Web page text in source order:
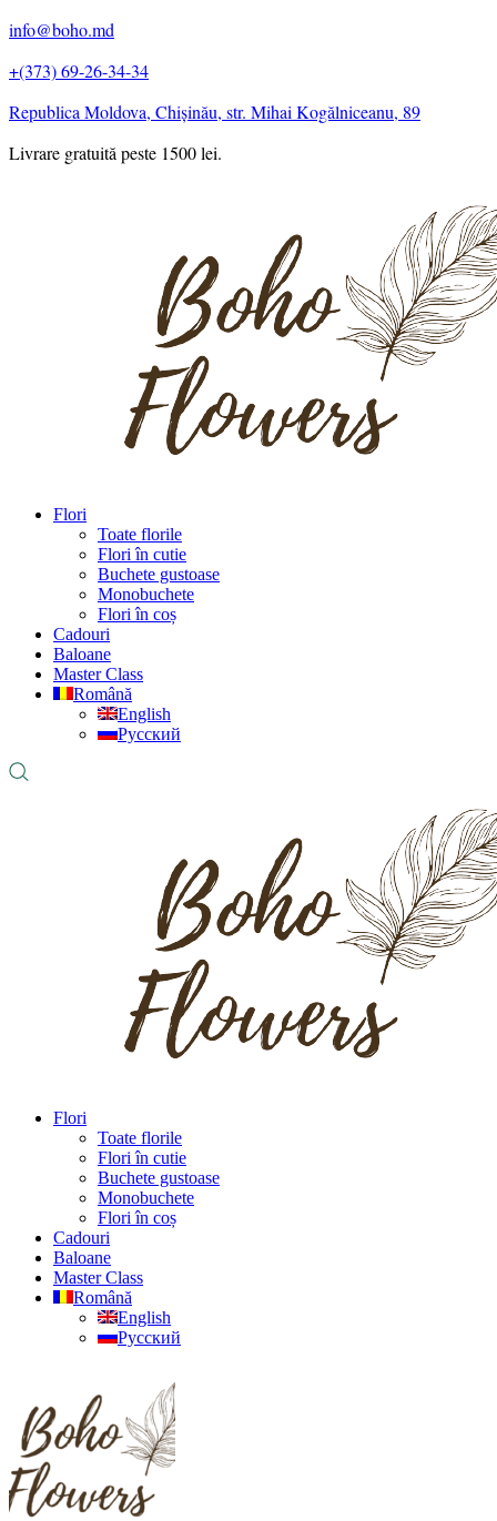
info@boho.md
+(373) 69-26-34-34
Republica Moldova, Chișinău, str. Mihai Kogălniceanu, 89
Livrare gratuită peste 1500 lei.
Flori
Toate florile
Flori în cutie
Buchete gustoase
Monobuchete
Flori în coș
Cadouri
Baloane
Master Class
Română
English
Русский
Flori
Toate florile
Flori în cutie
Buchete gustoase
Monobuchete
Flori în coș
Cadouri
Baloane
Master Class
Română
English
Русский